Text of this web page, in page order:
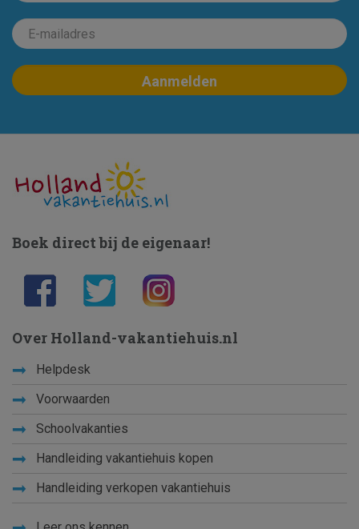
Boek direct bij de eigenaar!
Over Holland-vakantiehuis.nl
Helpdesk
Voorwaarden
Schoolvakanties
Handleiding vakantiehuis kopen
Handleiding verkopen vakantiehuis